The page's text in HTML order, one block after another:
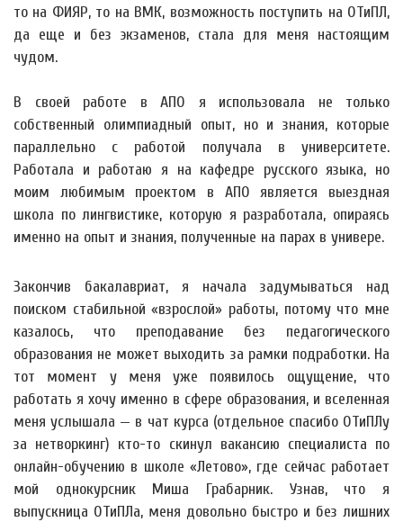
то на ФИЯР, то на ВМК, возможность поступить на ОТиПЛ,
да еще и без экзаменов, стала для меня настоящим
чудом.
В своей работе в АПО я использовала не только
собственный олимпиадный опыт, но и знания, которые
параллельно с работой получала в университете.
Работала и работаю я на кафедре русского языка, но
моим любимым проектом в АПО является выездная
школа по лингвистике, которую я разработала, опираясь
именно на опыт и знания, полученные на парах в универе.
Закончив бакалавриат, я начала задумываться над
поиском стабильной «взрослой» работы, потому что мне
казалось, что преподавание без педагогического
образования не может выходить за рамки подработки. На
тот момент у меня уже появилось ощущение, что
работать я хочу именно в сфере образования, и вселенная
меня услышала — в чат курса (отдельное спасибо ОТиПЛу
за нетворкинг) кто-то скинул вакансию специалиста по
онлайн-обучению в школе «Летово», где сейчас работает
мой однокурсник Миша Грабарник. Узнав, что я
выпускница ОТиПЛа, меня довольно быстро и без лишних